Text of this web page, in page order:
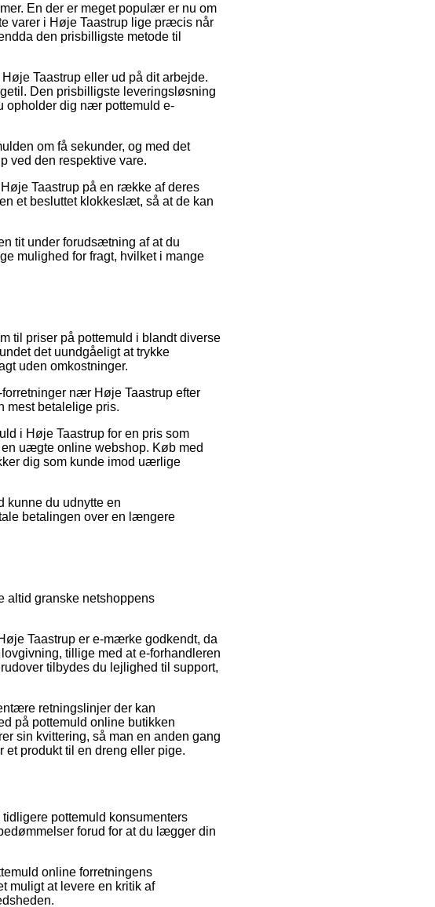
En der er meget populær er nu om
varer i Høje Taastrup lige præcis når
den prisbilligste metode til
Taastrup eller ud på dit arbejde.
Den prisbilligste leveringsløsning
opholder dig nær pottemuld e-
om få sekunder, og med det
ved den respektive vare.
Taastrup på en række af deres
et besluttet klokkeslæt, så at de kan
tit under forudsætning af at du
mulighed for fragt, hvilket i mange
til priser på pottemuld i blandt diverse
det uundgåeligt at trykke
uden omkostninger.
nær Høje Taastrup efter
mest betalelige pris.
i Høje Taastrup for en pris som
uægte online webshop. Køb med
dig som kunde imod uærlige
kunne du udnytte en
betalingen over en længere
altid granske netshoppens
Taastrup er e-mærke godkendt, da
tillige med at e-forhandleren
tilbydes du lejlighed til support,
retningslinjer der kan
på pottemuld online butikken
sin kvittering, så man en anden gang
et produkt til en dreng eller pige.
pottemuld konsumenters
forud for at du lægger din
online forretningens
muligt at levere en kritik af